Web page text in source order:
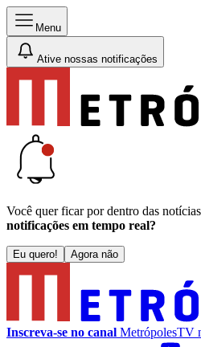
Menu
Ative nossas notificações
Você quer ficar por dentro das
notificações em tempo real?
Eu quero! Agora não
Inscreva-se no canal MetrópolesTV